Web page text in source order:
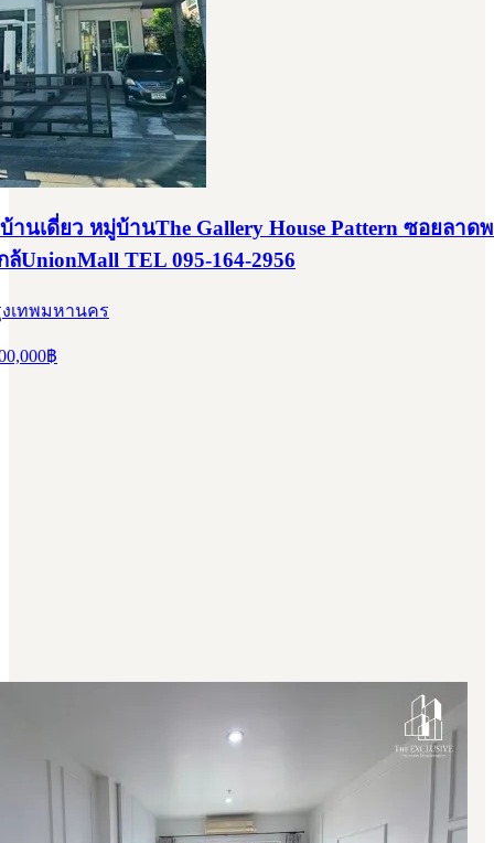
านเดี่ยว หมู่บ้านThe Gallery House Pattern ซอยลาด
ล้UnionMall TEL 095-164-2956
เทพมหานคร
฿